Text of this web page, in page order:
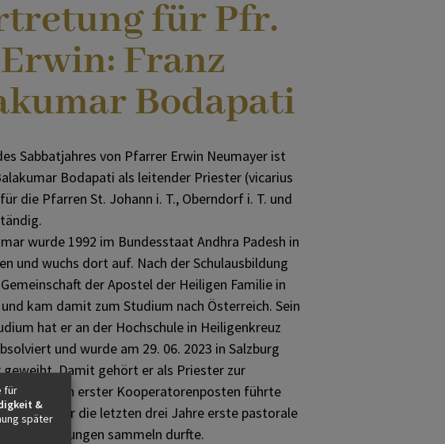
für Pfr.
Erwin: Franz
Bodapati
Sabbatjahres von Pfarrer Erwin Neumayer ist
Bodapati als leitender Priester (vicarius
die Pfarren St. Johann i. T., Oberndorf i. T. und
wurde 1992 im Bundesstaat Andhra Padesh in
und wuchs dort auf. Nach der Schulausbildung
der Apostel der Heiligen Familie in
kam damit zum Studium nach Österreich. Sein
hat er an der Hochschule in Heiligenkreuz
und wurde am 29. 06. 2023 in Salzburg
Damit gehört er als Priester zur
Sein erster Kooperatorenposten führte
wo er die letzten drei Jahre erste pastorale
Erfahrungen sammeln durfte.
für
&
später